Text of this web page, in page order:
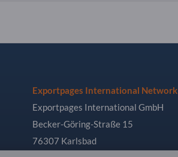
Exportpages International Network
Exportpages International GmbH
Becker-Göring-Straße 15
76307 Karlsbad